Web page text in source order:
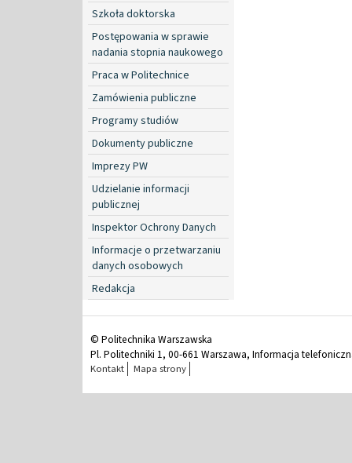
Szkoła doktorska
Postępowania w sprawie
nadania stopnia naukowego
Praca w Politechnice
Zamówienia publiczne
Programy studiów
Dokumenty publiczne
Imprezy PW
Udzielanie informacji
publicznej
Inspektor Ochrony Danych
Informacje o przetwarzaniu
danych osobowych
Redakcja
© Politechnika Warszawska
Pl. Politechniki 1, 00-661 Warszawa, Informacja
Kontakt Mapa strony